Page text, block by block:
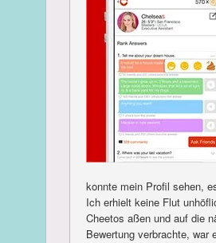
konnte mein Profil sehen,
Ich erhielt keine Flut
Cheetos aßen und auf die
Bewertung verbrachte, war